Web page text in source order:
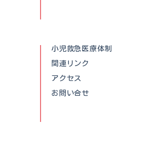
小児救急医療体制
関連リンク
アクセス
お問い合せ